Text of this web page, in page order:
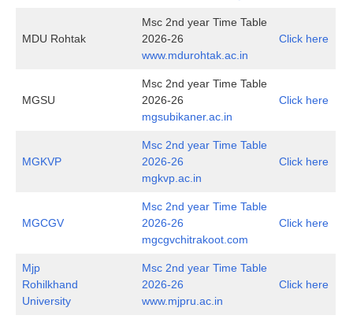
MDU Rohtak
Msc 2nd year Time Table
2026-26
www.mdurohtak.ac.in
Click here
MGSU
Msc 2nd year Time Table
2026-26
mgsubikaner.ac.in
Click here
MGKVP
Msc 2nd year Time Table
2026-26
mgkvp.ac.in
Click here
MGCGV
Msc 2nd year Time Table
2026-26
mgcgvchitrakoot.com
Click here
Mjp
Rohilkhand
University
Msc 2nd year Time Table
2026-26
www.mjpru.ac.in
Click here